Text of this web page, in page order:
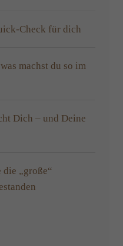
Check für dich
machst du so im
Dich – und Deine
„große“